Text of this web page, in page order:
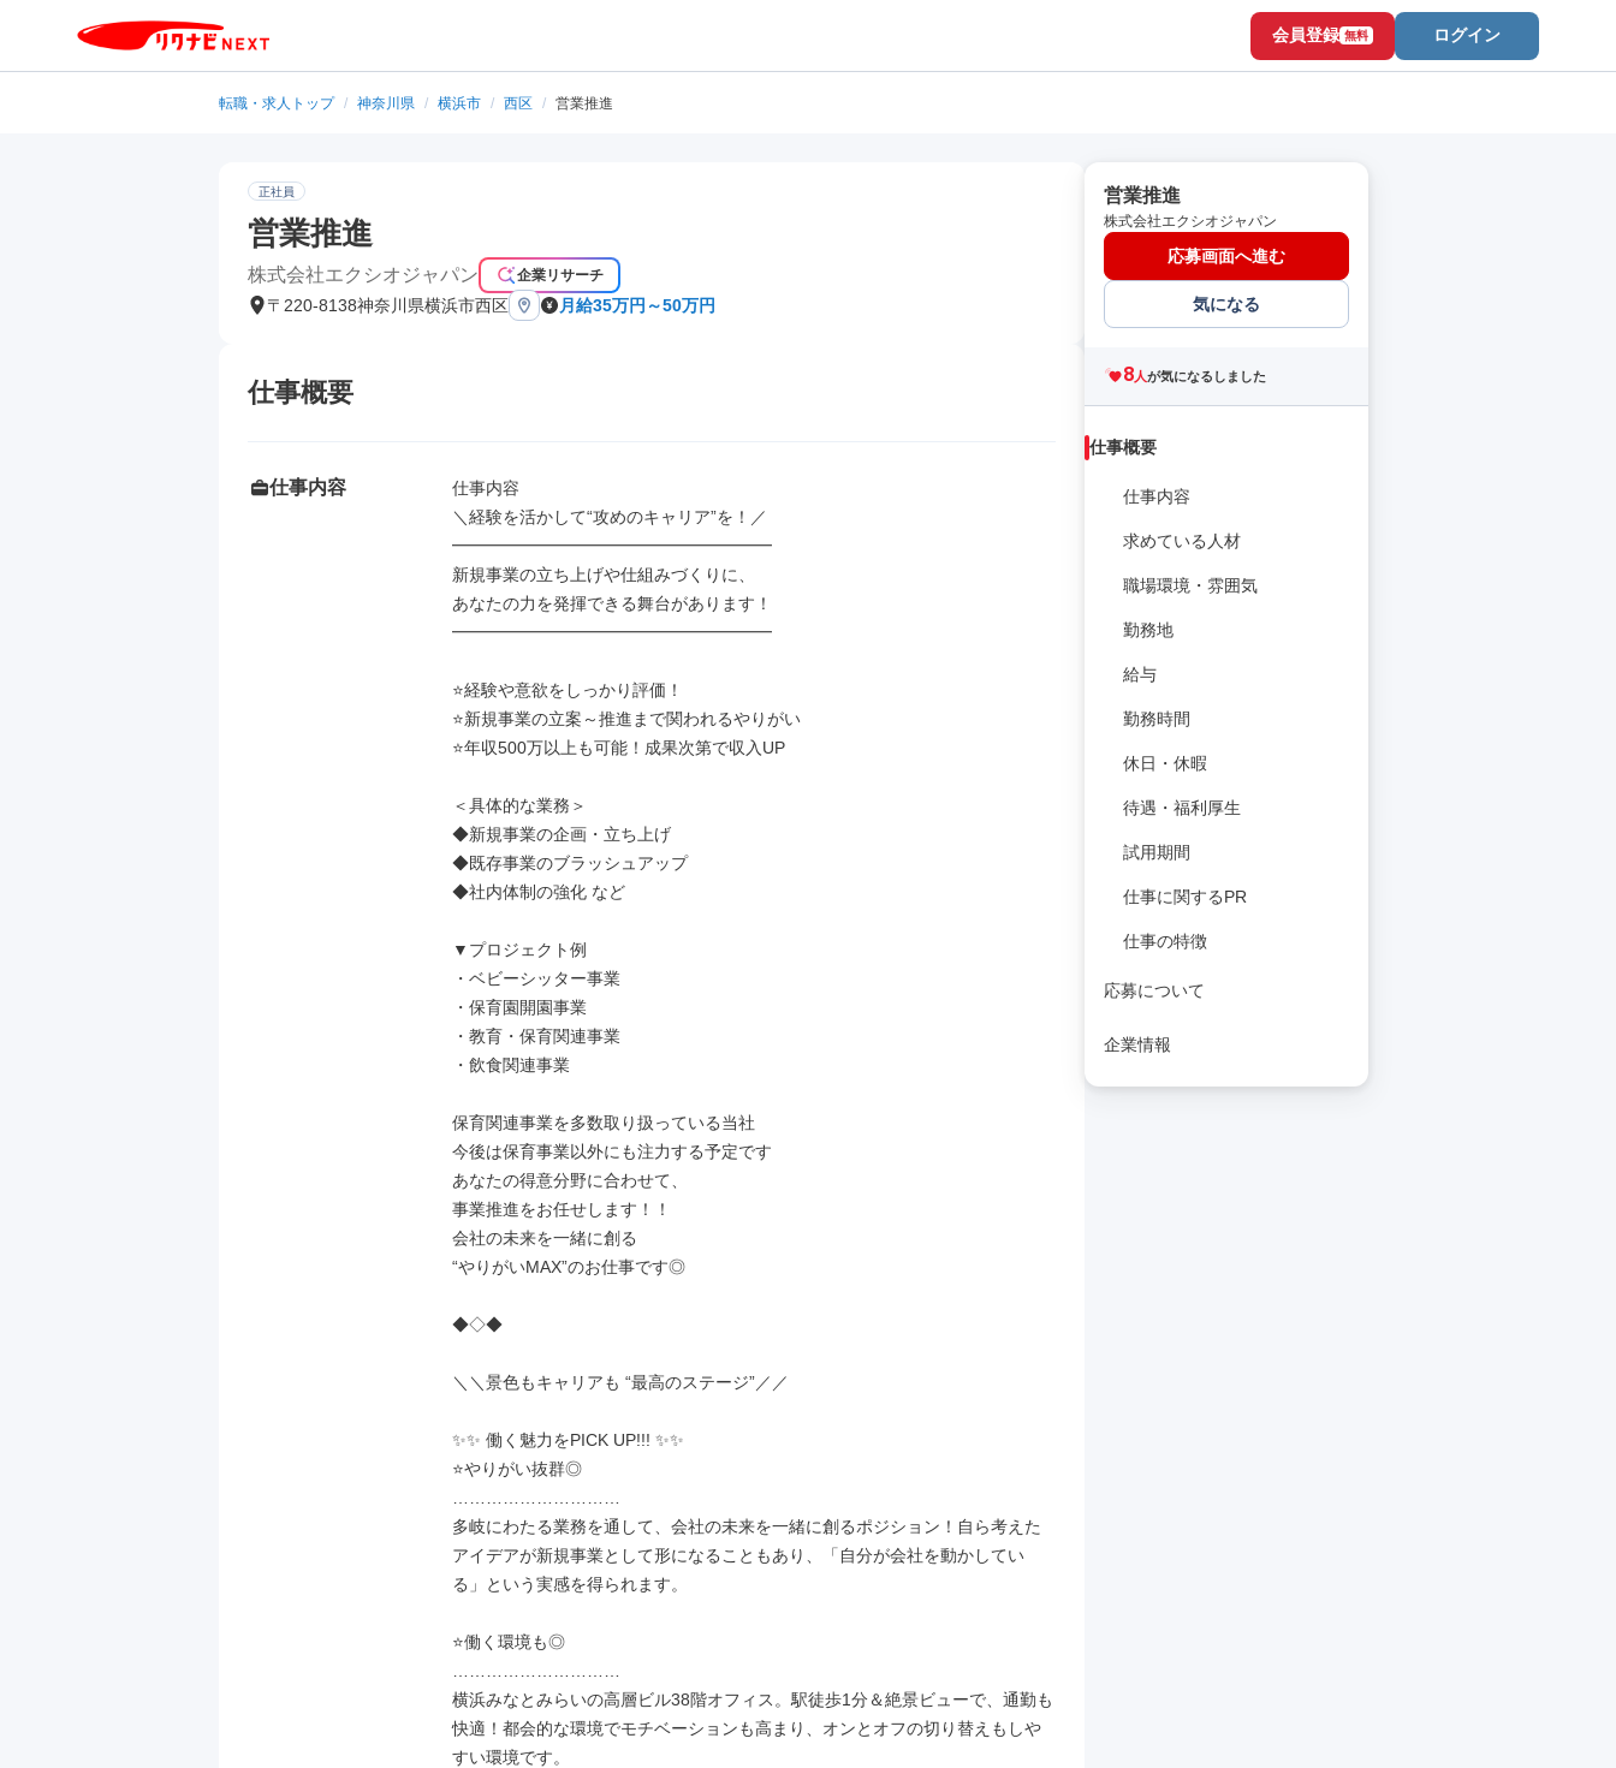
会員登録 無料 ログイン
転職・求人トップ / 神奈川県 / 横浜市 / 西区 / 営業推進
正社員
営業推進
株式会社エクシオジャパン 企業リサーチ
〒220-8138神奈川県横浜市西区 月給35万円～50万円
仕事概要
仕事内容
仕事内容
＼経験を活かして“攻めのキャリア”を！／
━━━━━━━━━━━━━━━━━━━
新規事業の立ち上げや仕組みづくりに、
あなたの力を発揮できる舞台があります！
━━━━━━━━━━━━━━━━━━━
⭐経験や意欲をしっかり評価！
⭐新規事業の立案～推進まで関われるやりがい
⭐年収500万以上も可能！成果次第で収入UP
＜具体的な業務＞
◆新規事業の企画・立ち上げ
◆既存事業のブラッシュアップ
◆社内体制の強化 など
▼プロジェクト例
・ベビーシッター事業
・保育園開園事業
・教育・保育関連事業
・飲食関連事業
保育関連事業を多数取り扱っている当社
今後は保育事業以外にも注力する予定です
あなたの得意分野に合わせて、
事業推進をお任せします！！
会社の未来を一緒に創る
“やりがいMAX”のお仕事です◎
◆◇◆
＼＼景色もキャリアも “最高のステージ”／／
✨✨ 働く魅力をPICK UP!!! ✨✨
⭐やりがい抜群◎
多岐にわたる業務を通して、会社の未来を一緒に創るポジション！自ら考えた
アイデアが新規事業として形になることもあり、「自分が会社を動かしてい
る」という実感を得られます。
⭐働く環境も◎
横浜みなとみらいの高層ビル38階オフィス。駅徒歩1分＆絶景ビューで、通勤も
快適！都会的な環境でモチベーションも高まり、オンとオフの切り替えもしや
すい環境です。
営業推進
株式会社エクシオジャパン
応募画面へ進む
気になる
8人が気になるしました
仕事概要
仕事内容
求めている人材
職場環境・雰囲気
勤務地
給与
勤務時間
休日・休暇
待遇・福利厚生
試用期間
仕事に関するPR
仕事の特徴
応募について
企業情報